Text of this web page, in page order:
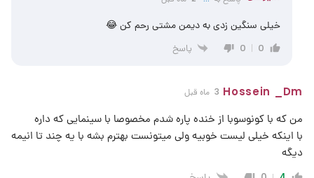
خیلی سنگین زدی به دیمن مشتی رحم کن 😂
0
0 پاسخ
Hossein _Dm 3 ماه قبل
من که با کونوسوبا از خنده پاره شدم مخصوصا با سینمایی که داره
با اینکه خیلی لیست خوبیه ولی میتونست بهترم بشه با یه چند تا انیمه
دیگه